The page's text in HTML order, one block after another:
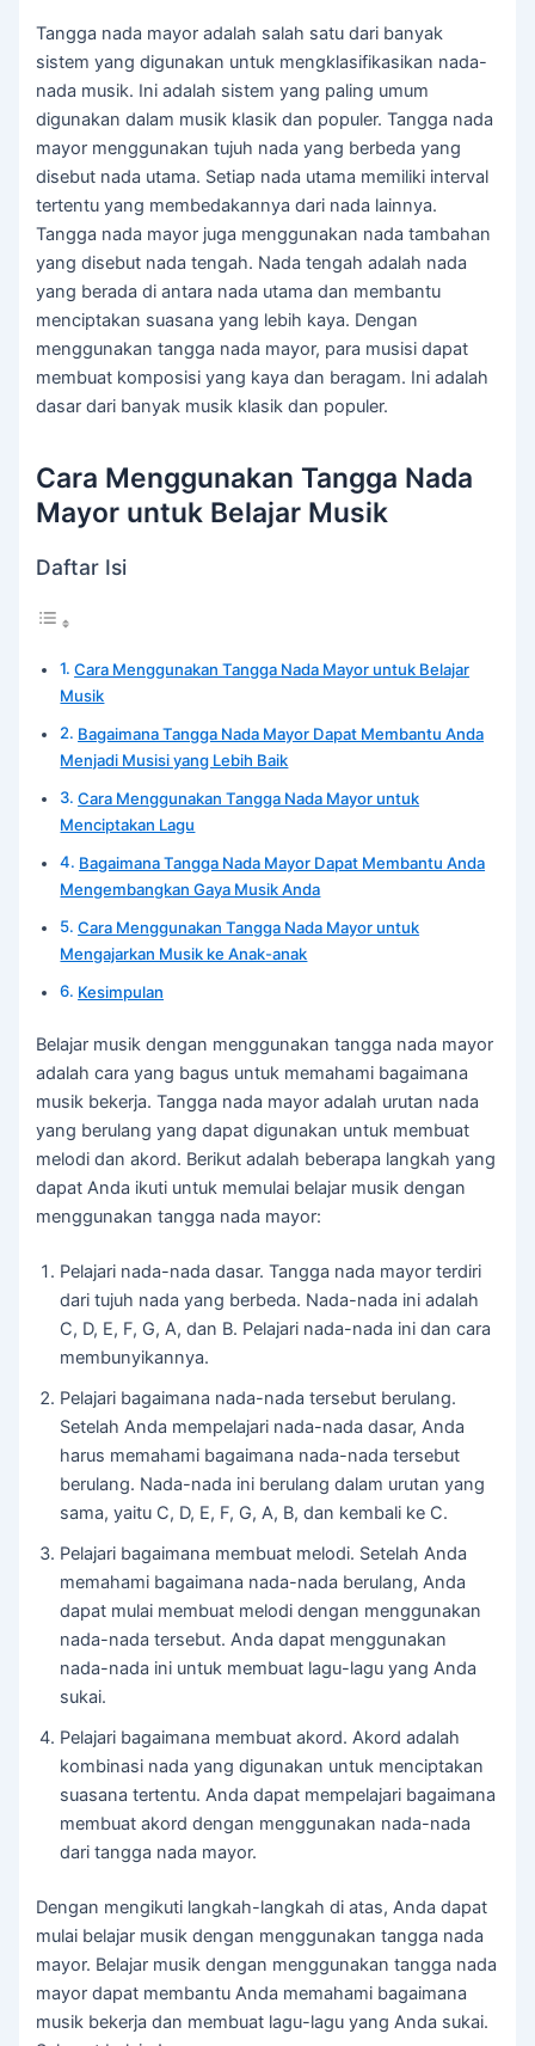
Tangga nada mayor adalah salah satu dari banyak
sistem yang digunakan untuk mengklasifikasikan nada-
nada musik. Ini adalah sistem yang paling umum
digunakan dalam musik klasik dan populer. Tangga nada
mayor menggunakan tujuh nada yang berbeda yang
disebut nada utama. Setiap nada utama memiliki interval
tertentu yang membedakannya dari nada lainnya.
Tangga nada mayor juga menggunakan nada tambahan
yang disebut nada tengah. Nada tengah adalah nada
yang berada di antara nada utama dan membantu
menciptakan suasana yang lebih kaya. Dengan
menggunakan tangga nada mayor, para musisi dapat
membuat komposisi yang kaya dan beragam. Ini adalah
dasar dari banyak musik klasik dan populer.
Cara Menggunakan Tangga Nada
Mayor untuk Belajar Musik
Daftar Isi
Cara Menggunakan Tangga Nada Mayor untuk Belajar
Musik
Bagaimana Tangga Nada Mayor Dapat Membantu Anda
Menjadi Musisi yang Lebih Baik
Cara Menggunakan Tangga Nada Mayor untuk
Menciptakan Lagu
Bagaimana Tangga Nada Mayor Dapat Membantu Anda
Mengembangkan Gaya Musik Anda
Cara Menggunakan Tangga Nada Mayor untuk
Mengajarkan Musik ke Anak-anak
Kesimpulan
Belajar musik dengan menggunakan tangga nada mayor
adalah cara yang bagus untuk memahami bagaimana
musik bekerja. Tangga nada mayor adalah urutan nada
yang berulang yang dapat digunakan untuk membuat
melodi dan akord. Berikut adalah beberapa langkah yang
dapat Anda ikuti untuk memulai belajar musik dengan
menggunakan tangga nada mayor:
Pelajari nada-nada dasar. Tangga nada mayor terdiri
dari tujuh nada yang berbeda. Nada-nada ini adalah
C, D, E, F, G, A, dan B. Pelajari nada-nada ini dan cara
membunyikannya.
Pelajari bagaimana nada-nada tersebut berulang.
Setelah Anda mempelajari nada-nada dasar, Anda
harus memahami bagaimana nada-nada tersebut
berulang. Nada-nada ini berulang dalam urutan yang
sama, yaitu C, D, E, F, G, A, B, dan kembali ke C.
Pelajari bagaimana membuat melodi. Setelah Anda
memahami bagaimana nada-nada berulang, Anda
dapat mulai membuat melodi dengan menggunakan
nada-nada tersebut. Anda dapat menggunakan
nada-nada ini untuk membuat lagu-lagu yang Anda
sukai.
Pelajari bagaimana membuat akord. Akord adalah
kombinasi nada yang digunakan untuk menciptakan
suasana tertentu. Anda dapat mempelajari bagaimana
membuat akord dengan menggunakan nada-nada
dari tangga nada mayor.
Dengan mengikuti langkah-langkah di atas, Anda dapat
mulai belajar musik dengan menggunakan tangga nada
mayor. Belajar musik dengan menggunakan tangga nada
mayor dapat membantu Anda memahami bagaimana
musik bekerja dan membuat lagu-lagu yang Anda sukai.